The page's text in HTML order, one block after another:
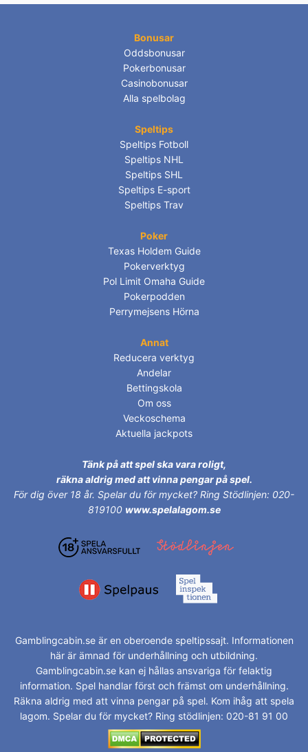
Bonusar
Oddsbonusar
Pokerbonusar
Casinobonusar
Alla spelbolag
Speltips
Speltips Fotboll
Speltips NHL
Speltips SHL
Speltips E-sport
Speltips Trav
Poker
Texas Holdem Guide
Pokerverktyg
Pol Limit Omaha Guide
Pokerpodden
Perrymejsens Hörna
Annat
Reducera verktyg
Andelar
Bettingskola
Om oss
Veckoschema
Aktuella jackpots
Tänk på att spel ska vara roligt,
räkna aldrig med att vinna pengar på spel.
För dig över 18 år. Spelar du för mycket? Ring Stödlinjen: 020-
819100 www.spelalagom.se
Gamblingcabin.se är en oberoende speltipssajt. Informationen
här är ämnad för underhållning och utbildning.
Gamblingcabin.se kan ej hållas ansvariga för felaktig
information. Spel handlar först och främst om underhållning.
Räkna aldrig med att vinna pengar på spel. Kom ihåg att spela
lagom. Spelar du för mycket? Ring stödlinjen: 020-81 91 00